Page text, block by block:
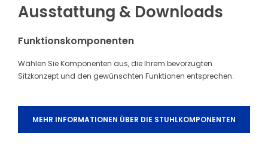
Ausstattung & Downloads
Funktionskomponenten
Wählen Sie Komponenten aus, die Ihrem bevorzugten
Sitzkonzept und den gewünschten Funktionen entsprechen.
MEHR INFORMATIONEN ÜBER DIE STUHLKOMPONENTEN